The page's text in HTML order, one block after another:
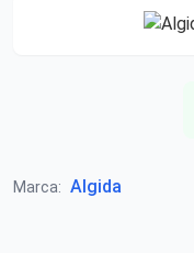
Marca: Algida